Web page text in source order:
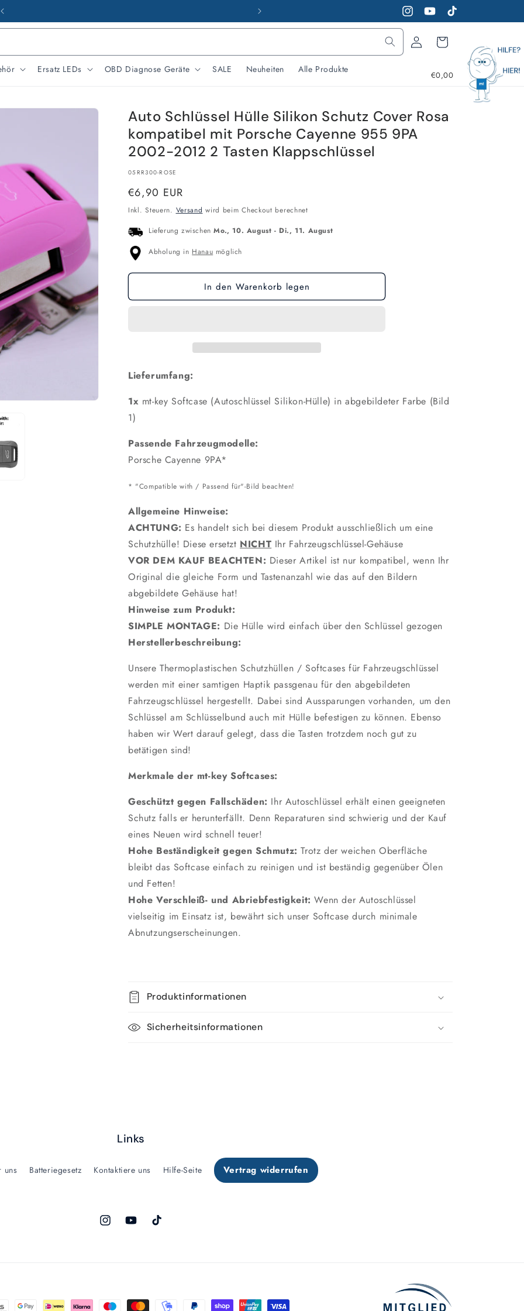
InstagramYouTubeTikTok
Ersatz LEDs OBD Diagnose Geräte SALE Neuheiten Alle Produkte
EinloggenWarenkorb
€0,00
Auto Schlüssel Hülle Silikon Schutz Cover Rosa
kompatibel mit Porsche Cayenne 955 9PA
2002-2012 2 Tasten Klappschlüssel
SKU:
05RR300-ROSE
Normaler
Preis
€6,90 EUR
Inkl. Steuern. Versand wird beim Checkout berechnet
Lieferung zwischenMo., 10. August - Di., 11. August
Abholung in Hanau möglich
In den Warenkorb legen
Lieferumfang:
1x mt-key Softcase (Autoschlüssel Silikon-Hülle) in abgebildeter Farbe (Bild
1)
Passende Fahrzeugmodelle:
Porsche Cayenne 9PA*
* "Compatible with / Passend für"-Bild beachten!
Allgemeine Hinweise:
ACHTUNG: Es handelt sich bei diesem Produkt ausschließlich um eine
Schutzhülle! Diese ersetzt NICHT Ihr Fahrzeugschlüssel-Gehäuse
VOR DEM KAUF BEACHTEN: Dieser Artikel ist nur kompatibel, wenn Ihr
Original die gleiche Form und Tastenanzahl wie das auf den Bildern
abgebildete Gehäuse hat!
Hinweise zum Produkt:
SIMPLE MONTAGE: Die Hülle wird einfach über den Schlüssel gezogen
Herstellerbeschreibung:
Unsere Thermoplastischen Schutzhüllen / Softcases für Fahrzeugschlüssel
werden mit einer samtigen Haptik passgenau für den abgebildeten
Fahrzeugschlüssel hergestellt. Dabei sind Aussparungen vorhanden, um den
Schlüssel am Schlüsselbund auch mit Hülle befestigen zu können. Ebenso
haben wir Wert darauf gelegt, dass die Tasten trotzdem noch gut zu
betätigen sind!
Merkmale der mt-key Softcases:
Geschützt gegen Fallschäden: Ihr Autoschlüssel erhält einen geeigneten
Schutz falls er herunterfällt. Denn Reparaturen sind schwierig und der Kauf
eines Neuen wird schnell teuer!
Hohe Beständigkeit gegen Schmutz:Trotz der weichen Oberfläche
bleibt das Softcase einfach zu reinigen und ist beständig gegenüber Ölen
und Fetten!
Hohe Verschleiß- und Abriebfestigkeit:Wenn der Autoschlüssel
vielseitig im Einsatz ist, bewährt sich unser Softcase durch minimale
Abnutzungserscheinungen.
Produktinformationen
Sicherheitsinformationen
Links
uns Batteriegesetz Kontaktiere uns Hilfe-Seite Vertrag widerrufen
InstagramYouTubeTikTok